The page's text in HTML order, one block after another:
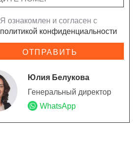
Я ознакомлен и согласен с
политикой конфиденциальности
ОТПРАВИТЬ
Юлия Белукова
Генеральный директор
WhatsApp